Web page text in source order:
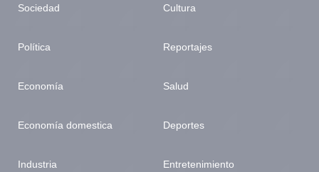
Sociedad
Política
Economía
Economía domestica
Industria
Cultura
Reportajes
Salud
Deportes
Entretenimiento